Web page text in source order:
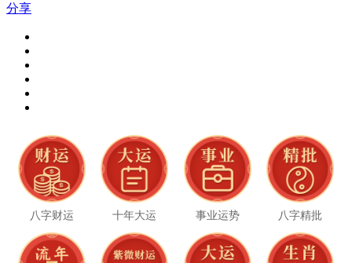
分享
八字财运 十年大运 事业运势 八字精批